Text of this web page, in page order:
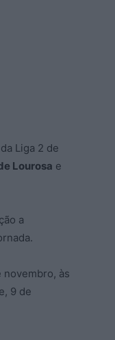
Liga 2 de
Lourosa e
a
novembro, às
9 de